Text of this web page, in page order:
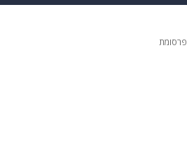
פרסומת